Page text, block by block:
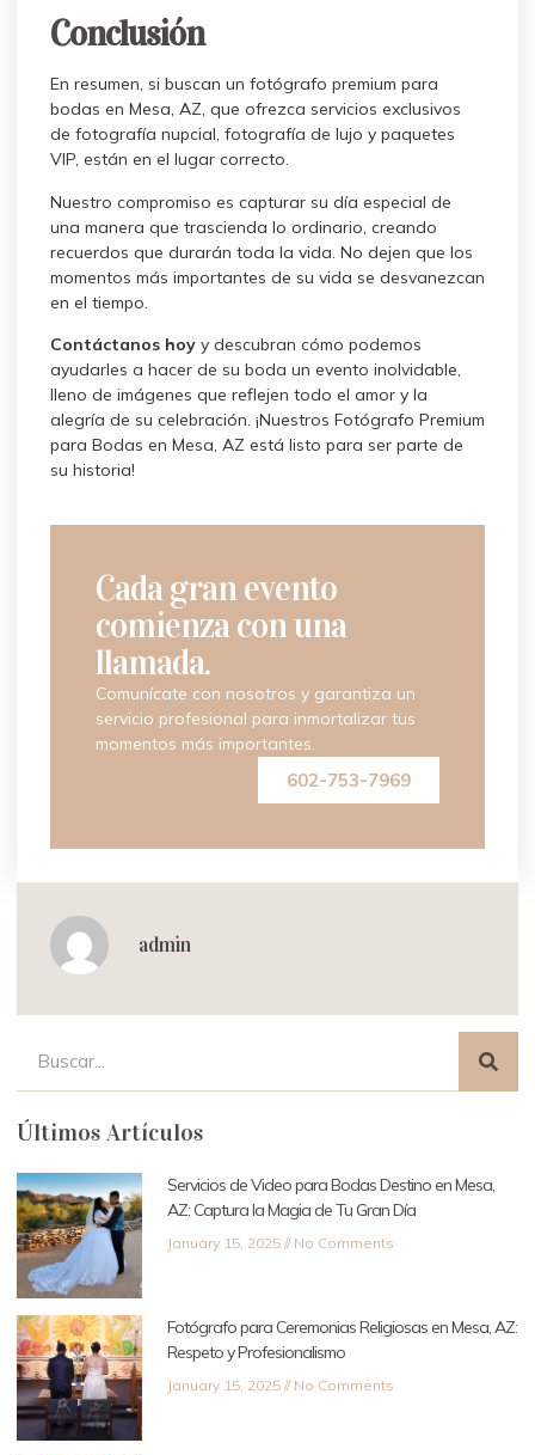
Conclusión
En resumen, si buscan un fotógrafo premium para
bodas en Mesa, AZ, que ofrezca servicios exclusivos
de fotografía nupcial, fotografía de lujo y paquetes
VIP, están en el lugar correcto.
Nuestro compromiso es capturar su día especial de
una manera que trascienda lo ordinario, creando
recuerdos que durarán toda la vida. No dejen que los
momentos más importantes de su vida se desvanezcan
en el tiempo.
Contáctanos hoy y descubran cómo podemos
ayudarles a hacer de su boda un evento inolvidable,
lleno de imágenes que reflejen todo el amor y la
alegría de su celebración. ¡Nuestros Fotógrafo Premium
para Bodas en Mesa, AZ está listo para ser parte de
su historia!
Cada gran evento
comienza con una
llamada.
Comunícate con nosotros y garantiza un
servicio profesional para inmortalizar tus
momentos más importantes.
602-753-7969
admin
Últimos Artículos
Servicios de Video para Bodas Destino en Mesa,
AZ: Captura la Magia de Tu Gran Día
January 15, 2025 No Comments
Fotógrafo para Ceremonias Religiosas en Mesa, AZ:
Respeto y Profesionalismo
January 15, 2025 No Comments